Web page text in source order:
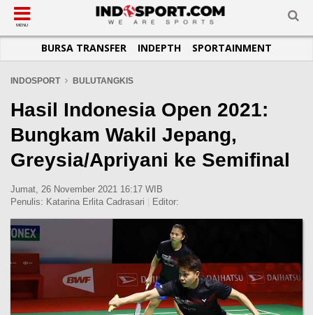
SUB-MENU
SEPAKBOLA
LIGA INGGRIS
LIGA ITALIA
LIGA SPANYOL
LIGA CHAMPIONS
LIGA PRANCIS
LIGA EUROPA
SUB-MENU
SPORTAINMENT
SUB-MENU
OTOMOTIF
OTOMANIA
SUB-MENU
BASKET
FUTSAL
OLIMPIK
E-SPORT
SUB-MENU
JADWAL
SUB-MENU
TOPIK HARI INI
INFOGRAFIS
GALERI FOTO
TEMPAT OLAHRAGA
PASUKAN SEHAT
MENU
BURSA TRANSFER INDEPTH SPORTAINMENT
INDOSPORT BULUTANGKIS
Hasil Indonesia Open 2021:
Bungkam Wakil Jepang,
Greysia/Apriyani ke Semifinal
Jumat, 26 November 2021 16:17 WIB
Penulis: Katarina Erlita Cadrasari Editor: